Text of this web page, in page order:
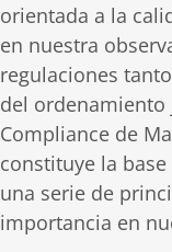
orientada a la
en nuestra
regulaciones
del
Compliance de
constituye la
una serie de
importancia en